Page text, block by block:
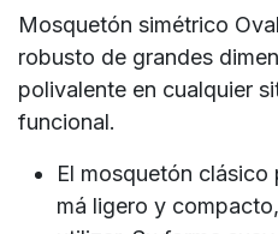
Mosquetón simétrico
robusto de grandes
polivalente en cualquier
funcional.
El mosquetón clásico
má ligero y